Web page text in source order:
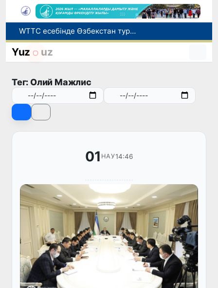
WTTC есебінде Өзбекстан туризмнің өсу қарқыны бойынша Орталық Азияда бірінші орынға шықты
Мүмкіндігі шектеулі талапкерлерге қабылдау емтихандарында қосымша уақыт беріледі
Беларусьтен Өзбекстанға екінші тікелей жүк пойызы жөнелтілді
Yuz uz
Тег: Олий Мажлис
01 НАУ14:46